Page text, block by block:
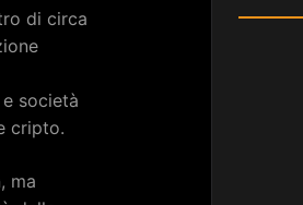
di circa
società
cripto.
ma